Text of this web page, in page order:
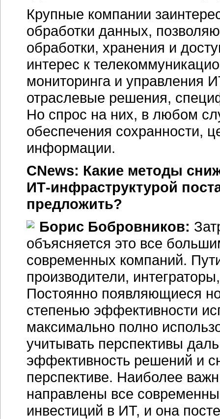
Крупные компании
обработки данных,
обработки, хранения и
интерес к
мониторинга и управления
отраслевые решения,
Но спрос на них, в любом
обеспечения сохранности,
информации.
CNews: Какие методы
ИТ-инфраструктурой
предложить?
Борис Бобровников:
объясняется это все
современных компаний.
производители,
Постоянно появляющиеся
степенью эффективности
максимально полно
учитывать перспективы
эффективность решений и
перспективе. Наиболее
направлены все
инвестиций в ИТ, и она